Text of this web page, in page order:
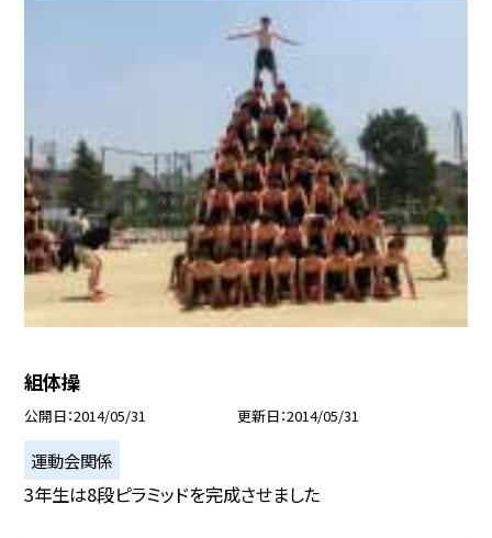
組体操
公開日 2014/05/31 更新日 2014/05/31
運動会関係
3年生は8段ピラミッドを完成させました